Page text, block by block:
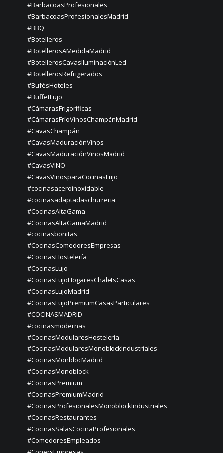
#BarbacoasProfesionales
#BarbacoasProfesionalesMadrid
#BBQ
#Botelleros
#BotellerosAMedidaMadrid
#BotellerosCavasIluminaciónLed
#BotellerosRefrigerados
#BufésHoteles
#BuffetLujo
#CámarasFrigoríficas
#CámarasFríoVinosChampánMadrid
#CavasChampán
#CavasMaduraciónVinos
#CavasMaduraciónVinosMadrid
#CavasVINO
#CavasVinosparaCocinasLujo
#cocinasaceroinoxidable
#cocinasadaptadaschurreria
#CocinasAltaGama
#CocinasAltaGamaMadrid
#cocinasbonitas
#CocinasComedoresEmpresas
#CocinasHostelería
#CocinasLujo
#CocinasLujoHogaresChaletsCasas
#CocinasLujoMadrid
#CocinasLujoPremiumCasasParticulares
#COCINASMADRID
#cocinasmodernas
#CocinasModularesHostelería
#CocinasModularesMonoblockIndustriales
#CocinasMonblocMadrid
#CocinasMonoblock
#CocinasPremium
#CocinasPremiumMadrid
#CocinasProfesionalesMonoblockIndustriales
#CocinasRestaurantes
#CocinasSalasCocinaProfesionales
#ComedoresEmpleados